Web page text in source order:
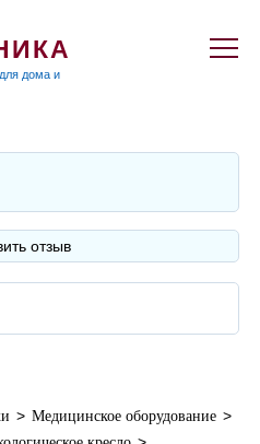
дома и
отзыв
> Медицинское оборудование >